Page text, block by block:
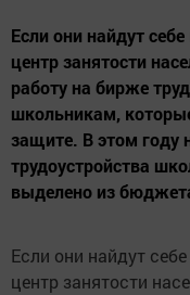
Если они найдут
центр занятости
работу на бирже
школьникам,
защите. В этом году
трудоустройства
выделено из
Если они найдут
центр занятости